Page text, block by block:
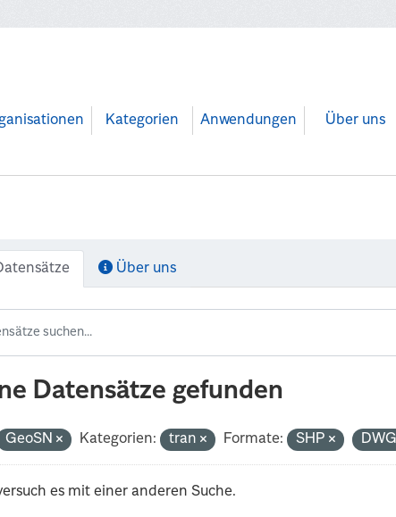
Kategorien Anwendungen Über uns
Über uns
Datensätze gefunden
GeoSN Kategorien: tran Formate: SHP
es mit einer anderen Suche.